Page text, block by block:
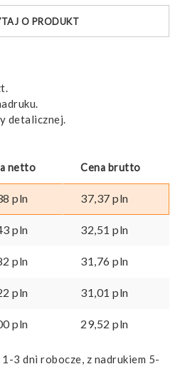
O PRODUKT
detalicznej.
netto Cena brutto
pln 37,37 pln
pln 32,51 pln
pln 31,76 pln
pln 31,01 pln
pln 29,52 pln
3 dni robocze, z nadrukiem 5-